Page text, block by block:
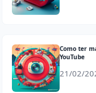
Como ter
YouTube
21/02/